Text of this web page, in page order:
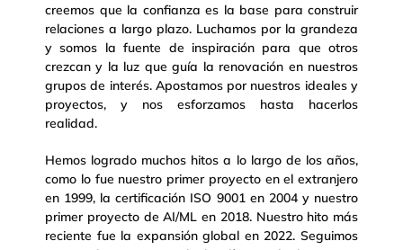
creemos que la confianza es la base para construir
relaciones a largo plazo. Luchamos por la grandeza
y somos la fuente de inspiración para que otros
crezcan y la luz que guía la renovación en nuestros
grupos de interés. Apostamos por nuestros ideales y
proyectos, y nos esforzamos hasta hacerlos
realidad.
Hemos logrado muchos hitos a lo largo de los años,
como lo fue nuestro primer proyecto en el extranjero
en 1999, la certificación ISO 9001 en 2004 y nuestro
primer proyecto de AI/ML en 2018. Nuestro hito más
reciente fue la expansión global en 2022. Seguimos